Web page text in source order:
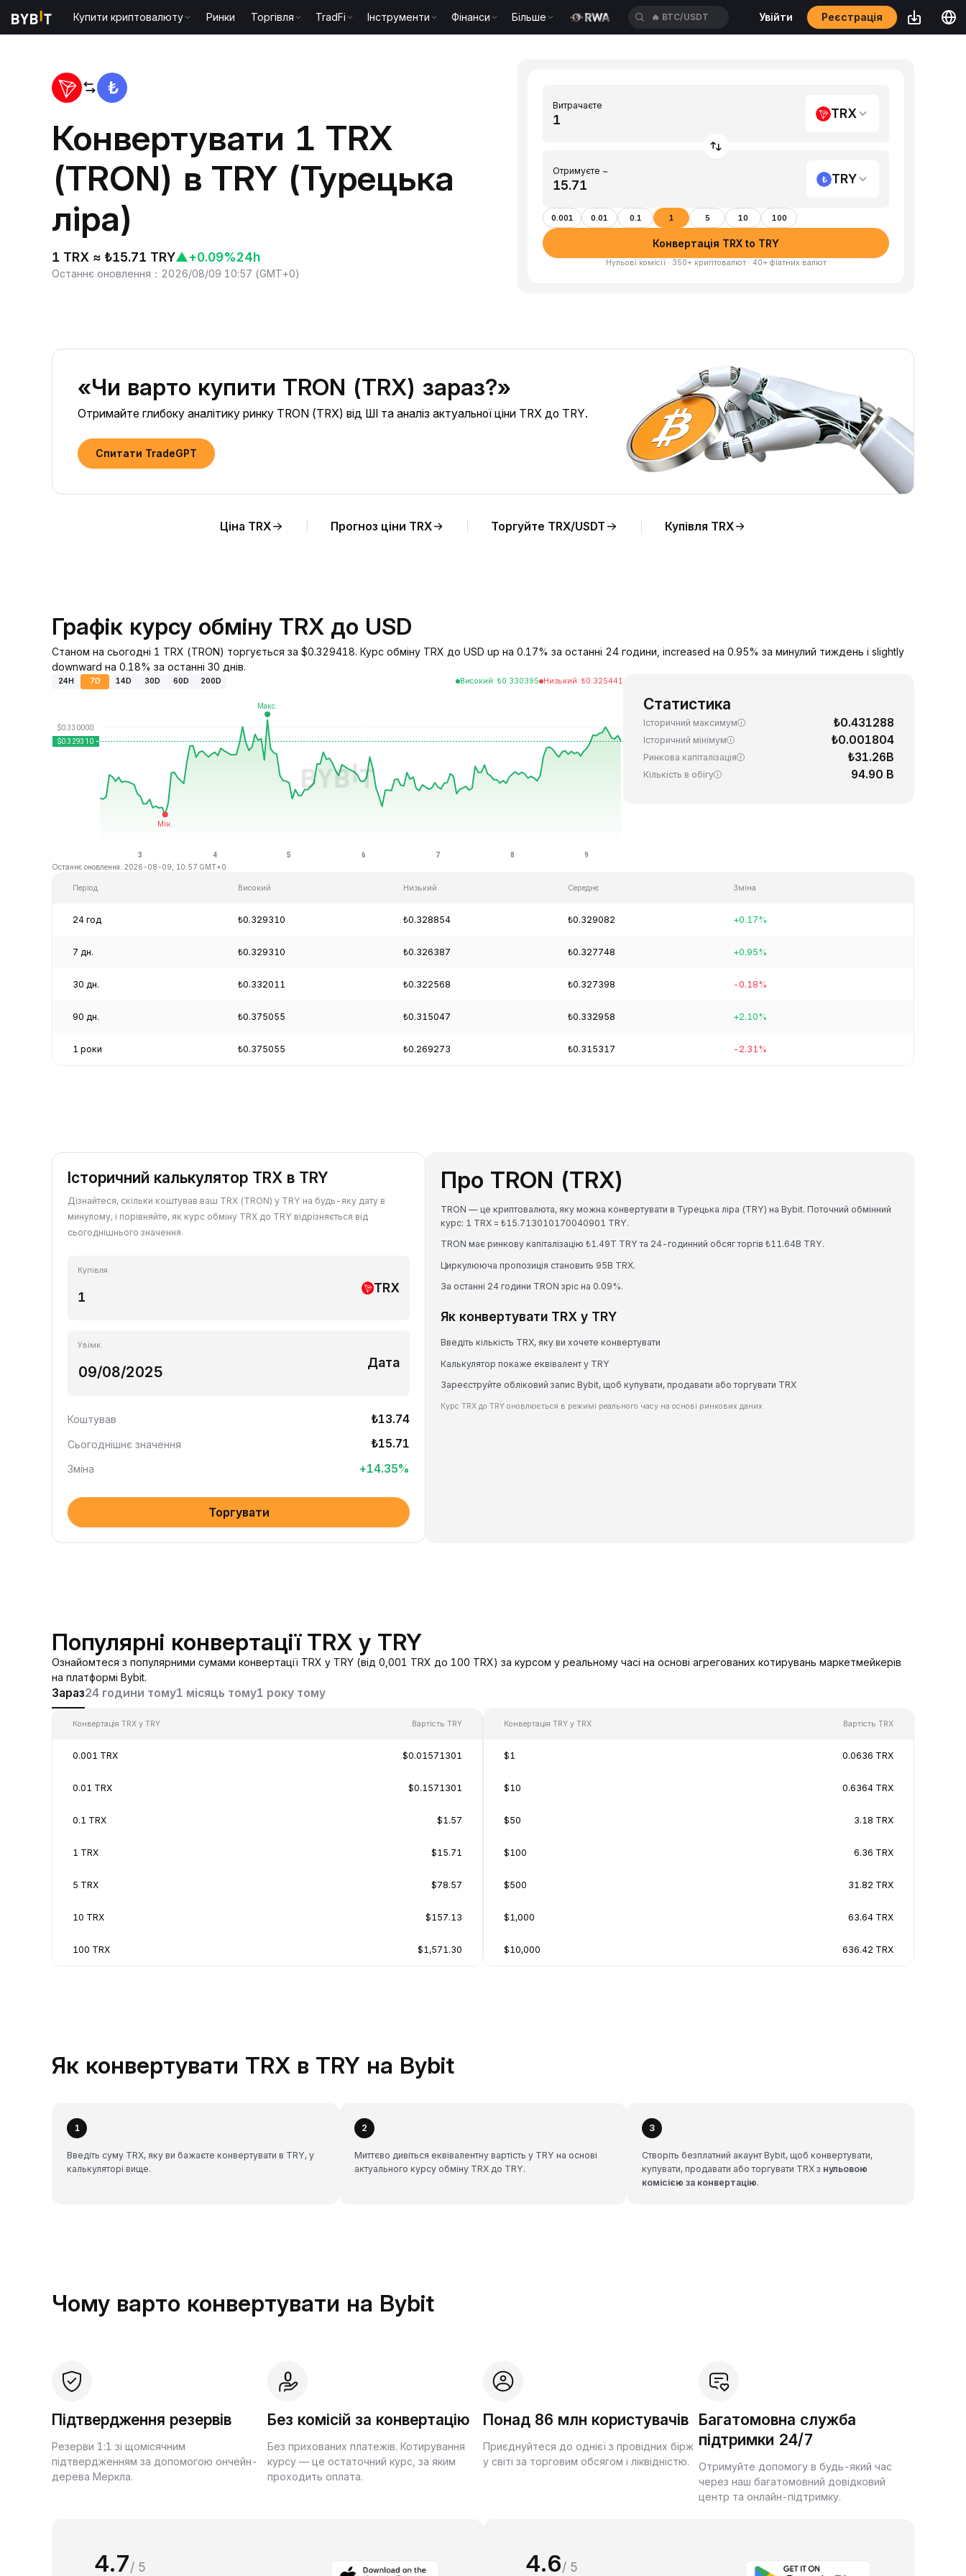
Купити криптовалюту Ринки Торгівля TradFi Інструменти Фінанси Більше 🔥 BTC/USDT Увійти Реєстрація
Конвертувати 1 TRX
(TRON) в TRY (Турецька
ліра)
1 TRX ≈ ₺15.71 TRY▲+0.09%24h
Останнє оновлення ： 2026/08/09 10:57 (GMT+0)
Витрачаєте
TRX
Отримуєте ~
TRY
0.001 0.01 0.1 1 5 10 100
Конвертація TRX to TRY
Нульові комісії · 350+ криптовалют · 40+ фіатних валют
«Чи варто купити TRON (TRX) зараз?»
Отримайте глибоку аналітику ринку TRON (TRX) від ШІ та аналіз актуальної ціни TRX до TRY.
Спитати TradeGPT
Ціна TRX Прогноз ціни TRX Торгуйте TRX/USDT Купівля TRX
Графік курсу обміну TRX до USD
Станом на сьогодні 1 TRX (TRON) торгується за $0.329418. Курс обміну TRX до USD up на 0.17% за останні 24 години, increased на 0.95% за минулий тиждень і slightly
downward на 0.18% за останні 30 днів.
24H 7D 14D 30D 60D 200D Високий: ₺0.330395 Низький: ₺0.325441
Останнє оновлення: 2026-08-09, 10:57 GMT+0
Статистика
Історичний максимум ₺0.431288
Історичний мінімум ₺0.001804
Ринкова капіталізація ₺31.26B
Кількість в обігу 94.90 B
Період Високий Низький Середнє Зміна
24 год ₺0.329310 ₺0.328854 ₺0.329082 +0.17%
7 дн. ₺0.329310 ₺0.326387 ₺0.327748 +0.95%
30 дн. ₺0.332011 ₺0.322568 ₺0.327398 -0.18%
90 дн. ₺0.375055 ₺0.315047 ₺0.332958 +2.10%
1 роки ₺0.375055 ₺0.269273 ₺0.315317 -2.31%
Історичний калькулятор TRX в TRY
Дізнайтеся, скільки коштував ваш TRX (TRON) у TRY на будь-яку дату в
минулому, і порівняйте, як курс обміну TRX до TRY відрізняється від
сьогоднішнього значення.
Купівля
TRX
Увімк.
Дата
Коштував ₺13.74
Сьогоднішнє значення ₺15.71
Зміна +14.35%
Торгувати
Про TRON (TRX)
TRON — це криптовалюта, яку можна конвертувати в Турецька ліра (TRY) на Bybit. Поточний обмінний
курс: 1 TRX = ₺15.713010170040901 TRY.
TRON має ринкову капіталізацію ₺1.49T TRY та 24-годинний обсяг торгів ₺11.64B TRY.
Циркулююча пропозиція становить 95B TRX.
За останні 24 години TRON зріс на 0.09%.
Як конвертувати TRX у TRY
Введіть кількість TRX, яку ви хочете конвертувати
Калькулятор покаже еквівалент у TRY
Зареєструйте обліковий запис Bybit, щоб купувати, продавати або торгувати TRX
Курс TRX до TRY оновлюється в режимі реального часу на основі ринкових даних.
Популярні конвертації TRX у TRY
Ознайомтеся з популярними сумами конвертації TRX у TRY (від 0,001 TRX до 100 TRX) за курсом у реальному часі на основі агрегованих котирувань маркетмейкерів
на платформі Bybit.
Зараз24 години тому1 місяць тому1 року тому
Конвертація TRX у TRY Вартість TRY
0.001 TRX $0.01571301
0.01 TRX $0.1571301
0.1 TRX $1.57
1 TRX $15.71
5 TRX $78.57
10 TRX $157.13
100 TRX $1,571.30
Конвертація TRY у TRX Вартість TRX
$1 0.0636 TRX
$10 0.6364 TRX
$50 3.18 TRX
$100 6.36 TRX
$500 31.82 TRX
$1,000 63.64 TRX
$10,000 636.42 TRX
Як конвертувати TRX в TRY на Bybit
1
Введіть суму TRX, яку ви бажаєте конвертувати в TRY, у
калькуляторі вище.
2
Миттєво дивіться еквівалентну вартість у TRY на основі
актуального курсу обміну TRX до TRY.
3
Створіть безплатний акаунт Bybit, щоб конвертувати,
купувати, продавати або торгувати TRX з нульовою
комісією за конвертацію.
Чому варто конвертувати на Bybit
Підтвердження резервів
Резерви 1:1 зі щомісячним
підтвердженням за допомогою ончейн-
дерева Меркла.
Без комісій за конвертацію
Без прихованих платежів. Котирування
курсу — це остаточний курс, за яким
проходить оплата.
Понад 86 млн користувачів
Приєднуйтеся до однієї з провідних бірж
у світі за торговим обсягом і ліквідністю.
Багатомовна служба
підтримки 24/7
Отримуйте допомогу в будь-який час
через наш багатомовний довідковий
центр та онлайн-підтримку.
4.7/ 5 4.6/ 5